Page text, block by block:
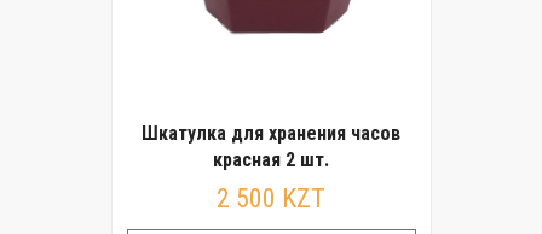
Шкатулка для хранения часов
красная 2 шт.
2 500 KZT